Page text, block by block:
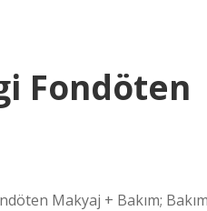
Fondöten
Makyaj + Bakım;